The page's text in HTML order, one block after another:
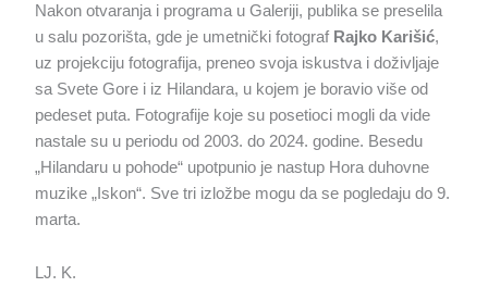
Nakon otvaranja i programa u Galeriji, publika se preselila
u salu pozorišta, gde je umetnički fotograf Rajko Karišić,
uz projekciju fotografija, preneo svoja iskustva i doživljaje
sa Svete Gore i iz Hilandara, u kojem je boravio više od
pedeset puta. Fotografije koje su posetioci mogli da vide
nastale su u periodu od 2003. do 2024. godine. Besedu
„Hilandaru u pohode“ upotpunio je nastup Hora duhovne
muzike „Iskon“. Sve tri izložbe mogu da se pogledaju do 9.
marta.
LJ. K.